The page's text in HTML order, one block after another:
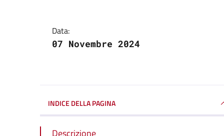
Data:
07 Novembre 2024
INDICE DELLA PAGINA
Descrizione